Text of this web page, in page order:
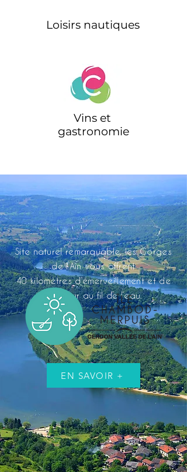
Loisirs nautiques
Vins et
gastronomie
Site naturel remarquable, les Gorges
de l’Ain vous offrent
40 kilomètres d’émerveillement et de
bonheur au fil de l’eau.
EN SAVOIR +